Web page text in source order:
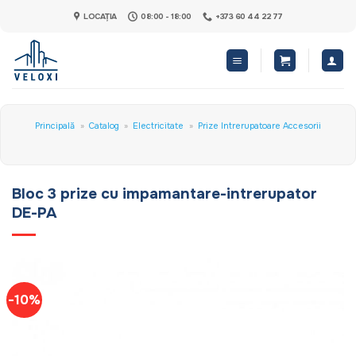
content
LOCAȚIA 08:00 - 18:00 +373 60 44 22 77
Principală » Catalog » Electricitate » Prize Intrerupatoare Accesorii
Bloc 3 prize cu impamantare-intrerupator
DE-PA
-10%